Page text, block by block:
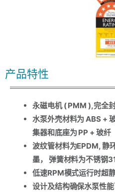
产品特性
永磁电机 ( PMM ),完全
水泵外壳材料为 ABS +
集器和底座为 PP + 玻纤
波纹管材料为EPDM, 静
墨， 弹簧材料为不锈钢
低速RPM模式运行时超
设计及结构确保水泵性